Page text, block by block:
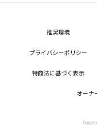
推奨環境
プライバシーポリシー
特商法に基づく表示
オーナ